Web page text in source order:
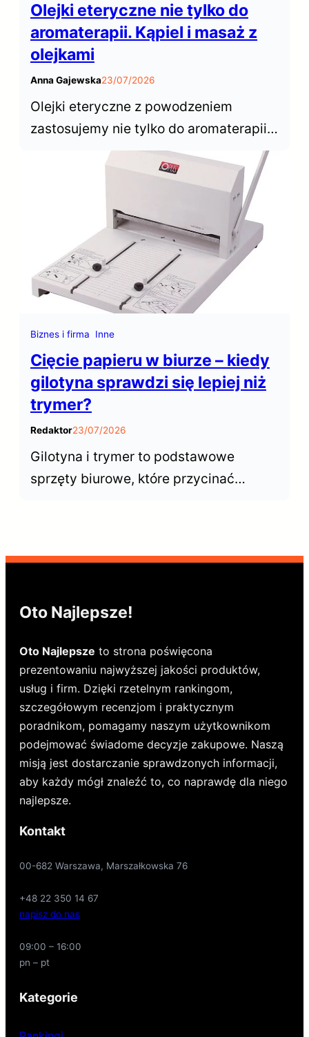
Olejki eteryczne nie tylko do
aromaterapii. Kąpiel i masaż z
olejkami
Anna Gajewska23/07/2026
Olejki eteryczne z powodzeniem
zastosujemy nie tylko do aromaterapii z
użyciem dyfuzora czy kominka. Nadają
się do kąpieli, pod prysznic i do
masażu. Dowiedz się jak je bezpiecznie
Biznes i firma Inne
Cięcie papieru w biurze – kiedy
gilotyna sprawdzi się lepiej niż
trymer?
Redaktor23/07/2026
Gilotyna i trymer to podstawowe
sprzęty biurowe, które przycinać
wystarczy trymer?
Oto Najlepsze!
Oto Najlepsze to strona poświęcona
prezentowaniu najwyższej jakości produktów,
usług i firm. Dzięki rzetelnym rankingom,
szczegółowym recenzjom i praktycznym
poradnikom, pomagamy naszym użytkownikom
podejmować świadome decyzje zakupowe. Naszą
misją jest dostarczanie sprawdzonych informacji,
aby każdy mógł znaleźć to, co naprawdę dla niego
najlepsze.
Kontakt
00-682 Warszawa, Marszałkowska 76
+48 22 350 14 67
napisz do nas
09:00 – 16:00
pn – pt
Kategorie